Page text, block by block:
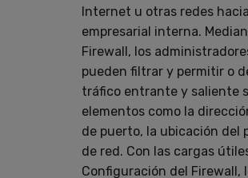
Internet u otras redes
empresarial interna.
Firewall, los
pueden filtrar y permitir o
tráfico entrante y saliente
elementos como la
de puerto, la ubicación del
de red. Con las cargas
Configuración del Firewall,